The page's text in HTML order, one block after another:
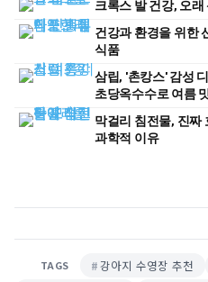
크록스 발 건강, 오
건강과 환경을 위한
식품
삼립, '촌캉스' 감성
초당옥수수로 여름
막걸리 침전물, 진짜
과학적 이유
TAGS 강아지 수영장 추천